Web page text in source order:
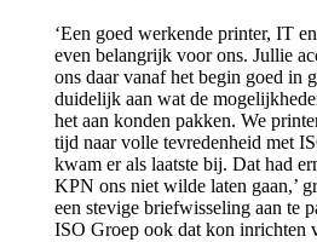
‘Een goed werkende printer, IT
even belangrijk voor ons. Jullie
ons daar vanaf het begin goed in
duidelijk aan wat de
het aan konden pakken. We
tijd naar volle tevredenheid met
kwam er als laatste bij. Dat had
KPN ons niet wilde laten gaan,’
een stevige briefwisseling aan te
ISO Groep ook dat kon inrichten